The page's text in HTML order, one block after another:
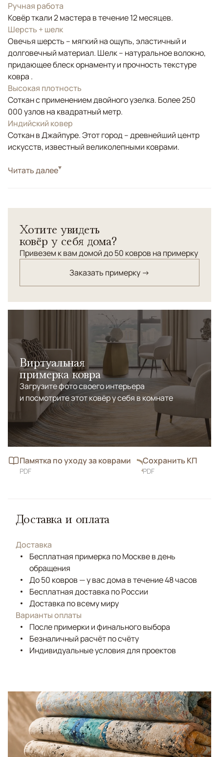
Ручная работа
Ковёр ткали 2 мастера в течение 12 месяцев.
Шерсть + шелк
Овечья шерсть – мягкий на ощупь, эластичный и
долговечный материал. Шелк – натуральное волокно,
придающее блеск орнаменту и прочность текстуре
ковра .
Высокая плотность
Соткан с применением двойного узелка. Более 250
000 узлов на квадратный метр.
Индийский ковер
Соткан в Джайпуре. Этот город – древнейший центр
искусств, известный великолепными коврами.
СтильКлассические
узким бордюром.
Читать далее
Хотите увидеть
ковёр у себя дома?
Привезем к вам домой до 50 ковров на примерку
Заказать примерку →
Виртуальная
примерка ковра
Загрузите фото своего интерьера
и посмотрите этот ковёр у себя в комнате
Памятка по уходу за коврами
PDF
Сохранить КП
PDF
Доставка и оплата
Доставка
Бесплатная примерка по Москве в день
обращения
До 50 ковров — у вас дома в течение 48 часов
Бесплатная доставка по России
Доставка по всему миру
Варианты оплаты
После примерки и финального выбора
Безналичный расчёт по счёту
Индивидуальные условия для проектов